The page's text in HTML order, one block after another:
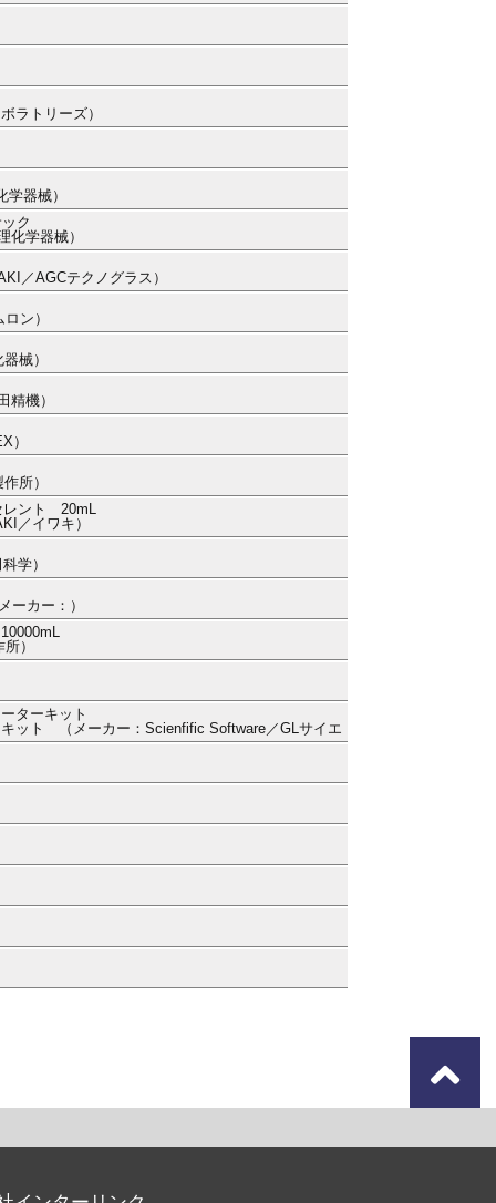
ラトリーズ）
器械）
ク
学器械）
／AGCテクノグラス）
ン）
械）
機）
）
所）
ント 20mL
／イワキ）
学）
ーカー：）
）
ターキット
ット （メーカー：Scienfific Software／GLサイエ